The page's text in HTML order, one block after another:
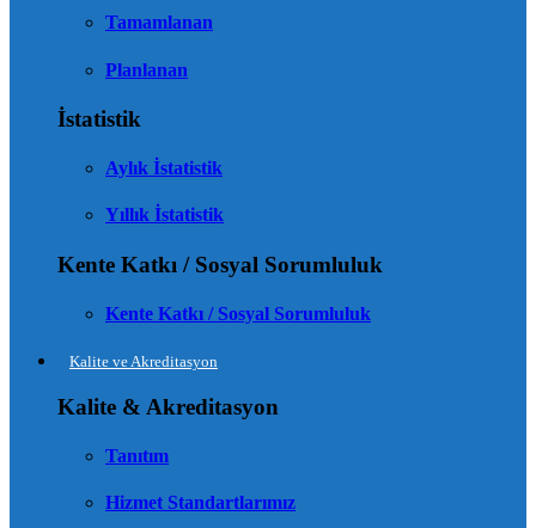
Tamamlanan
Planlanan
İstatistik
Aylık İstatistik
Yıllık İstatistik
Kente Katkı / Sosyal Sorumluluk
Kente Katkı / Sosyal Sorumluluk
Kalite ve Akreditasyon
Kalite & Akreditasyon
Tanıtım
Hizmet Standartlarımız